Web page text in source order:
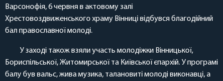
Варсонофія, 6 червня в актовому залі
Хрестовоздвиженського храму Вінниці відбувся благодійний
бал православної молоді.
У заході також взяли участь молодіжки Вінницької,
Бориспільської, Житомирської та Київської єпархій. У програмі
балу був вальс, жива музика, талановиті молоді виконавці, а